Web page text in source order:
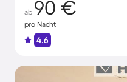
ab 90 €
pro Nacht
4.6